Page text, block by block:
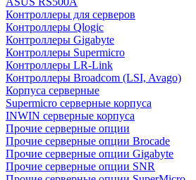
Контроллеры для серверов
Контроллеры Qlogic
Контроллеры Gigabyte
Контроллеры Supermicro
Контроллеры LR-Link
Контроллеры Broadcom (LSI, Avago)
Корпуса серверные
Supermicro серверные корпуса
INWIN серверные корпуса
Прочие серверные опции
Прочие серверные опции Brocade
Прочие серверные опции Gigabyte
Прочие серверные опции SNR